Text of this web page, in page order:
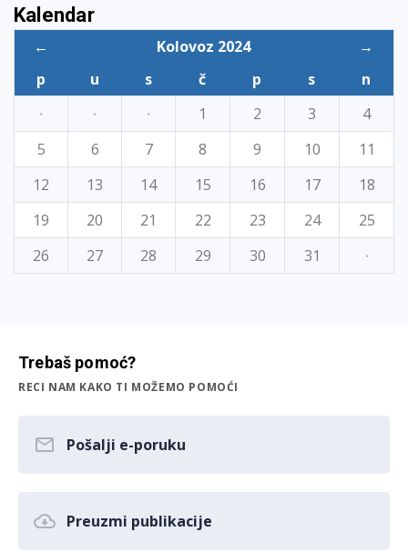
Kalendar
← Kolovoz 2024
→
p
u s č p s
n
·
· · 1 2 3
4
5
6 7 8 9 10
11
12
13 14 15 16 17
18
19
20 21 22 23 24
25
26
27 28 29 30 31 ·
Trebaš pomoć?
RECI NAM KAKO TI MOŽEMO POMOĆI
Pošalji e-poruku
Preuzmi publikacije